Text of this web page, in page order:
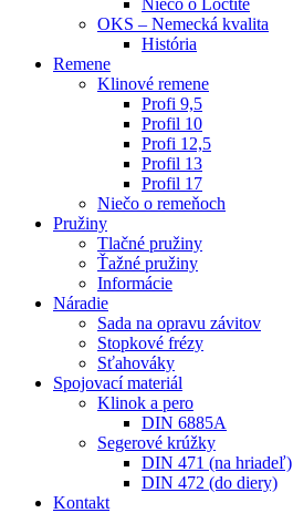
Niečo o Loctite
OKS – Nemecká kvalita
História
Remene
Klinové remene
Profi 9,5
Profil 10
Profi 12,5
Profil 13
Profil 17
Niečo o remeňoch
Pružiny
Tlačné pružiny
Ťažné pružiny
Informácie
Náradie
Sada na opravu závitov
Stopkové frézy
Sťahováky
Spojovací materiál
Klinok a pero
DIN 6885A
Segerové krúžky
DIN 471 (na hriadeľ)
DIN 472 (do diery)
Kontakt